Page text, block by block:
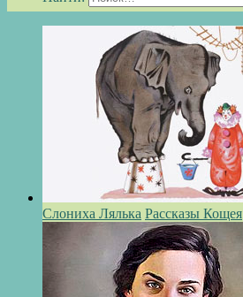
Слониха Лялька Рассказы Кощея